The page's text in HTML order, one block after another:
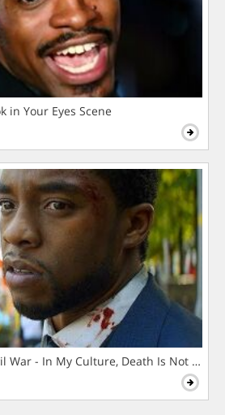
in Your Eyes Scene
War - In My Culture, Death Is Not The